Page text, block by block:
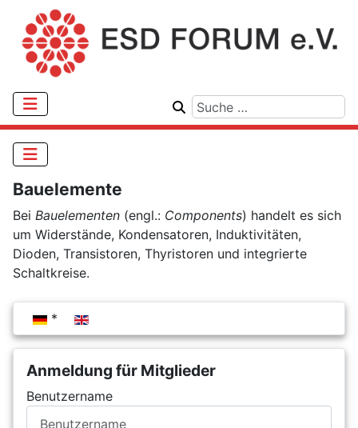
Sprache auswählen
Anmeldung für Mitglieder
Benutzername
Bauelemente
Bei Bauelementen (engl.: Components) handelt es sich
um Widerstände, Kondensatoren, Induktivitäten,
Dioden, Transistoren, Thyristoren und integrierte
Schaltkreise.